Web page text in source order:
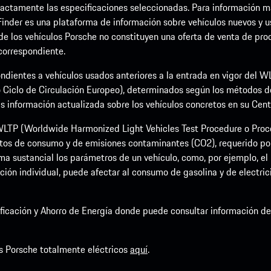
las especificaciones seleccionadas. Para información
es una plataforma de información sobre vehículos nuevos y
los vehículos Porsche no constituyen una oferta de venta de
a vehículos usados anteriores a la entrada en vigor del
de Circulación Europeo), determinados según los
actualizada sobre los vehículos concretos en su
(Worldwide Harmonized Light Vehicles Test Procedure o
de consumo y de emisiones contaminantes (CO2), requerido
sustancial los parámetros de un vehículo, como, por ejemplo,
individual, puede afectar al consumo de gasolina y de
y Ahorro de Energía donde puede consultar información
Porsche totalmente eléctricosaquí.